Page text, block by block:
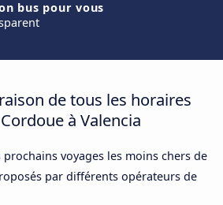
bus pour vous
de tous les horaires
à Valencia
voyages les moins chers de
par différents opérateurs de